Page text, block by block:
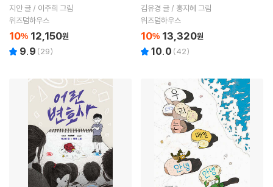
지안 글 / 이주희 그림
위즈덤하우스
10% 12,150원
9.9 (29)
김유경 글 / 홍지혜 그림
위즈덤하우스
10% 13,320원
10.0 (42)